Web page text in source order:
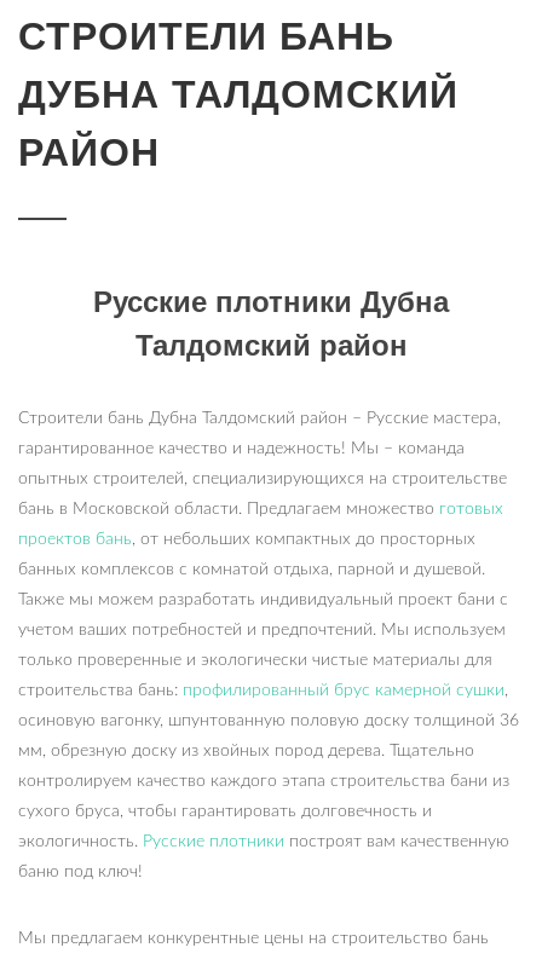
СТРОИТЕЛИ БАНЬ
ДУБНА ТАЛДОМСКИЙ
РАЙОН
Русские плотники Дубна
Талдомский район
Строители бань Дубна Талдомский район – Русские мастера,
гарантированное качество и надежность! Мы – команда
опытных строителей, специализирующихся на строительстве
бань в Московской области. Предлагаем множество готовых
проектов бань, от небольших компактных до просторных
банных комплексов с комнатой отдыха, парной и душевой.
Также мы можем разработать индивидуальный проект бани с
учетом ваших потребностей и предпочтений. Мы используем
только проверенные и экологически чистые материалы для
строительства бань: профилированный брус камерной сушки,
осиновую вагонку, шпунтованную половую доску толщиной 36
мм, обрезную доску из хвойных пород дерева. Тщательно
контролируем качество каждого этапа строительства бани из
сухого бруса, чтобы гарантировать долговечность и
экологичность. Русские плотники построят вам качественную
баню под ключ!
Мы предлагаем конкурентные цены на строительство бань